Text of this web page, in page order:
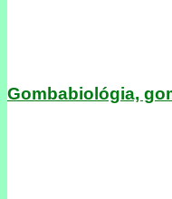
Gombabiológia,